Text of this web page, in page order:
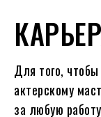
Для того, чтобы
актерскому
за любую